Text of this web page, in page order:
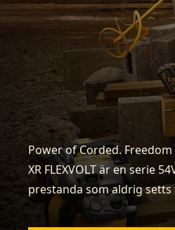
Power of Corded.
XR FLEXVOLT är en serie
prestanda som aldrig